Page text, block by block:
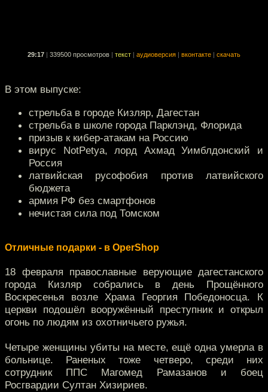
29:17 339500 просмотров текст аудиоверсия вконтакте скачать
В этом выпуске:
стрельба в городе Кизляр, Дагестан
стрельба в школе города Парклэнд, Флорида
призыв к кибер-атакам на Россию
вирус NotPetya, лорд Ахмад Уимблдонский и
Россия
латвийская русофобия против латвийского
бюджета
армия РФ без смартфонов
нечистая сила под Томском
Отличные подарки - в OperShop
18 февраля православные верующие дагестанского
города Кизляр собрались в день Прощённого
Воскресенья возле Храма Георгия Победоносца. К
церкви подошёл вооружённый преступник и открыл
огонь по людям из охотничьего ружья.
Четыре женщины убиты на месте, ещё одна умерла в
больнице. Раненых тоже четверо, среди них
сотрудник ППС Магомед Рамазанов и боец
Росгвардии Султан Хизириев.